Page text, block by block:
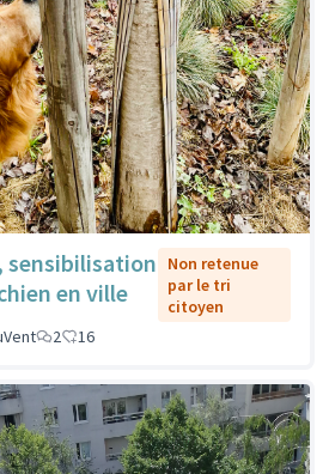
sensibilisation
en ville
Non retenue
par le tri
citoyen
2 16